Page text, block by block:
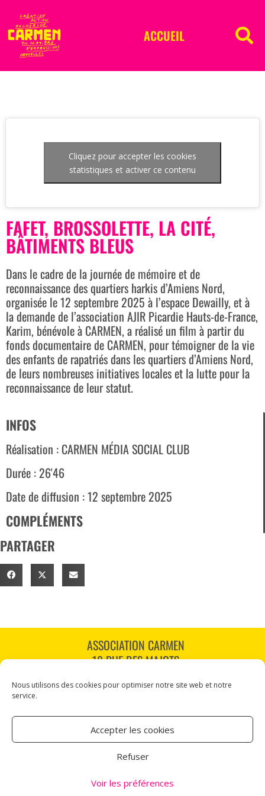
Nous utilisons des cookies pour optimiser notre site web et notre
service.
Accepter les cookies
Refuser
Voir les préférences
ACCUEIL
Cliquez pour accepter les cookies
statistiques et activer ce contenu
FAFET, BROSSOLETTE, LA CITÉ,
BÂTIMENTS BLEUS
Dans le cadre de la journée de mémoire et de
reconnaissance des quartiers harkis d’Amiens Nord,
organisée le 12 septembre 2025 à l’espace Dewailly, et à
la demande de l’association AJIR Picardie Hauts-de-France,
Karim, bénévole à CARMEN, a réalisé un film à partir du
fonds documentaire de CARMEN, pour témoigner de la vie
des enfants de rapatriés dans les quartiers d’Amiens Nord,
de leurs nombreuses initiatives locales et la lutte pour la
reconnaissance de leur statut.
INFOS
Réalisation : CARMEN MÉDIA SOCIAL CLUB
Durée : 26'46
Date de diffusion : 12 septembre 2025
COMPLÉMENTS
PARTAGER
ASSOCIATION CARMEN
18 RUE DES MAJOTS
TÉL : 03 60 12 34 10
NOUS SUIVRE
Mentions légales